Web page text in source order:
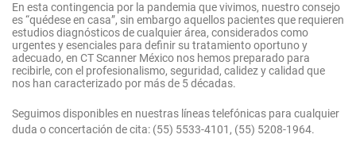
En esta contingencia por la pandemia que vivimos, nuestro consejo
es “quédese en casa”, sin embargo aquellos pacientes que requieren
estudios diagnósticos de cualquier área, considerados como
urgentes y esenciales para definir su tratamiento oportuno y
adecuado, en CT Scanner México nos hemos preparado para
recibirle, con el profesionalismo, seguridad, calidez y calidad que
nos han caracterizado por más de 5 décadas.
Seguimos disponibles en nuestras líneas telefónicas para cualquier
duda o concertación de cita: (55) 5533-4101, (55) 5208-1964.